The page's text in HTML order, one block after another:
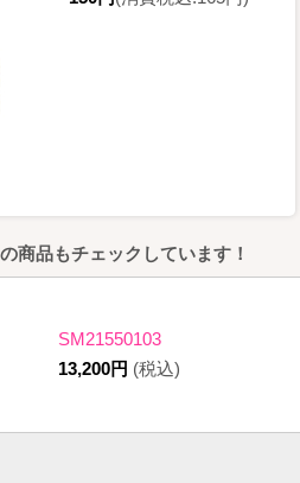
商品もチェックしています！
SM21550103
13,200円 (税込)